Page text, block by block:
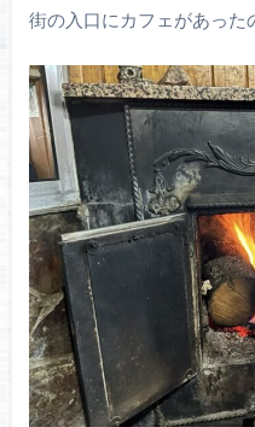
街の入口にカフェがあった